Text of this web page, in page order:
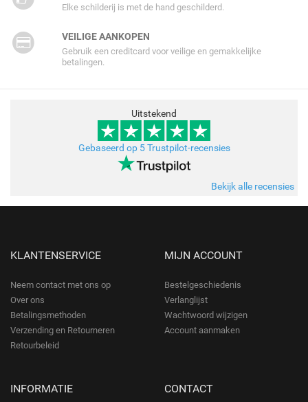
Elke schilderij is met de hand geschilderd.
VEILIGE AANKOPEN
Gebruik een creditcard voor veilige en gemakkelijke
betalingen.
Uitstekend
Gebaseerd op 5 Trustpilot-recensies
Bekijk alle recensies
KLANTENSERVICE
Neem contact met ons op
Over ons
Betalingsmethoden
Verzending en Retourneren
Retourbeleid
MIJN ACCOUNT
Bestelgeschiedenis
Verlanglijst
Wachtwoord wijzigen
Account aanmaken
INFORMATIE CONTACT